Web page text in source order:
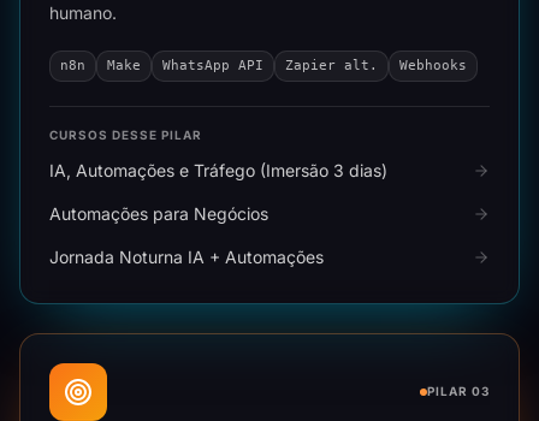
humano.
n8n Make WhatsApp API Zapier alt. Webhooks
CURSOS DESSE PILAR
IA, Automações e Tráfego (Imersão 3 dias)
Automações para Negócios
Jornada Noturna IA + Automações
PILAR 03